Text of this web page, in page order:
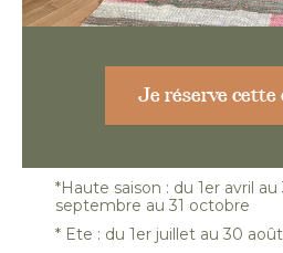
Je réserve
*Haute saison : du 1er avril
septembre au 31 octobre
* Ete : du 1er juillet au 30 août